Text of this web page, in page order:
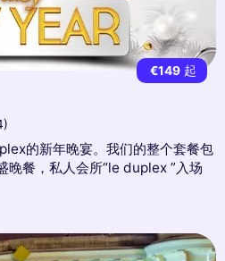
€149 起
的新年晚宴。我们的整个套餐包
晚餐，私人会所“le duplex ”入场